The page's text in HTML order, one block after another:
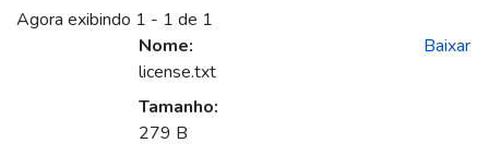
Agora exibindo 1 - 1 de 1
Nome:
license.txt
Tamanho:
279 B
Baixar